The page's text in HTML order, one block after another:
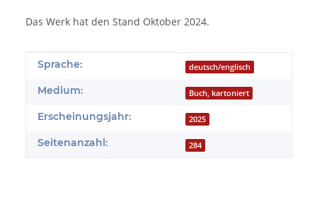
Das Werk hat den Stand Oktober 2024.
Produkteigenschaft
Wert
Sprache: deutsch/englisch
Medium: Buch, kartoniert
Erscheinungsjahr: 2025
Seitenanzahl: 284